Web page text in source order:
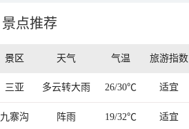
景点推荐
景区 天气 气温 旅游指数
三亚 多云转大雨 26/30℃ 适宜
九寨沟 阵雨 19/32℃ 适宜